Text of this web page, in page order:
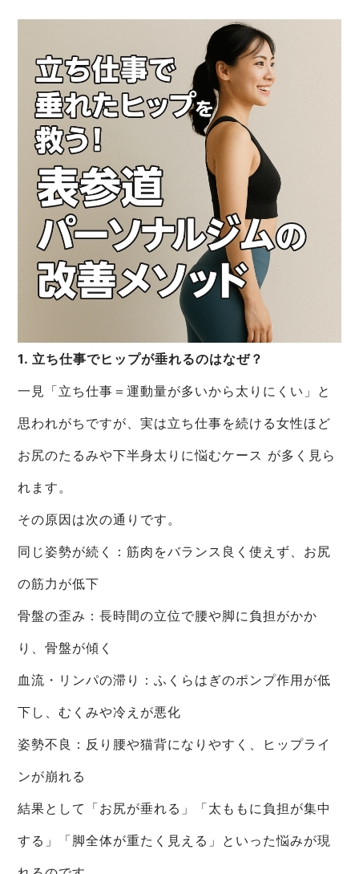
1. 立ち仕事でヒップが垂れるのはなぜ？
一見「立ち仕事＝運動量が多いから太りにくい」と
思われがちですが、実は立ち仕事を続ける女性ほど
お尻のたるみや下半身太りに悩むケース が多く見ら
れます。
その原因は次の通りです。
同じ姿勢が続く：筋肉をバランス良く使えず、お尻
の筋力が低下
骨盤の歪み：長時間の立位で腰や脚に負担がかか
り、骨盤が傾く
血流・リンパの滞り：ふくらはぎのポンプ作用が低
下し、むくみや冷えが悪化
姿勢不良：反り腰や猫背になりやすく、ヒップライ
ンが崩れる
結果として「お尻が垂れる」「太ももに負担が集中
する」「脚全体が重たく見える」といった悩みが現